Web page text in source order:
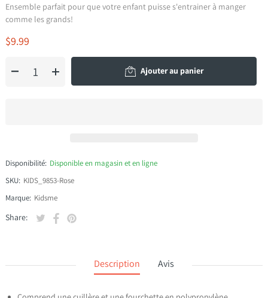
Ensemble parfait pour que votre enfant puisse s'entrainer à manger
comme les grands!
$9.99
Ajouter au panier
Disponibilité: Disponible en magasin et en ligne
SKU: KIDS_9853-Rose
Marque: Kidsme
Share: Tweeter sur Twitter
S'ouvre dans une nouvelle fenêtre.
Partager sur Facebook
S'ouvre dans une nouvelle fenêtre.
Épingler sur Pinterest
S'ouvre dans une nouvelle fenêtre.
Description Avis